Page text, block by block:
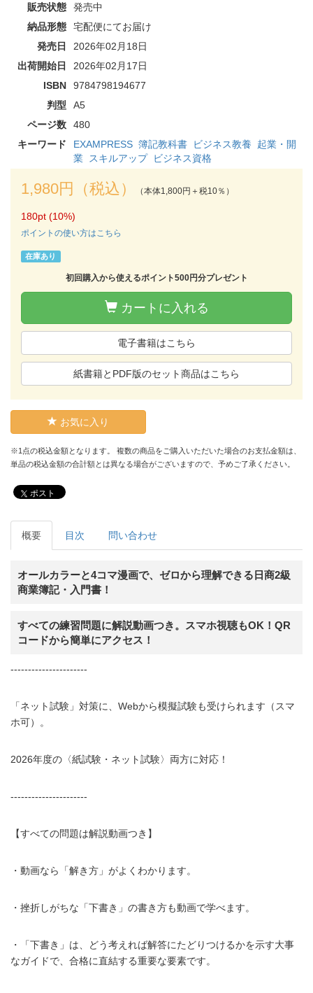
販売状態
発売中
納品形態
宅配便にてお届け
発売日
2026年02月18日
出荷開始日
2026年02月17日
ISBN
9784798194677
判型
A5
ページ数
480
キーワード
EXAMPRESS 簿記教科書 ビジネス教養
起業・開
業
スキルアップ ビジネス資格
1,980円（税込） （本体1,800円＋税10％）
180pt (10%)
ポイントの使い方はこちら
在庫あり
初回購入から使えるポイント500円分プレゼント
カートに入れる
電子書籍はこちら
紙書籍とPDF版のセット商品はこちら
お気に入り
※1点の税込金額となります。 複数の商品をご購入いただいた場合のお支払金額は、
単品の税込金額の合計額とは異なる場合がございますので、予めご了承ください。
ポスト
概要 目次 問い合わせ
オールカラーと4コマ漫画で、ゼロから理解できる日商2級
商業簿記・入門書！
すべての練習問題に解説動画つき。スマホ視聴もOK！QR
コードから簡単にアクセス！
----------------------
「ネット試験」対策に、Webから模擬試験も受けられます（スマ
ホ可）。
2026年度の〈紙試験・ネット試験〉両方に対応！
----------------------
【すべての問題は解説動画つき】
・動画なら「解き方」がよくわかります。
・挫折しがちな「下書き」の書き方も動画で学べます。
・「下書き」は、どう考えれば解答にたどりつけるかを示す大事
なガイドで、合格に直結する重要な要素です。